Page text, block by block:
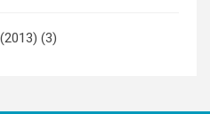
(3)